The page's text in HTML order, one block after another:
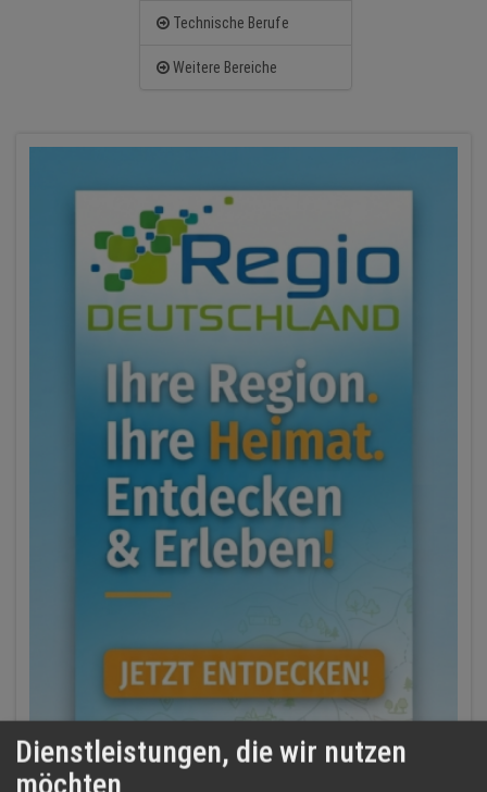
Technische Berufe
Weitere Bereiche
Dienstleistungen, die wir nutzen
möchten